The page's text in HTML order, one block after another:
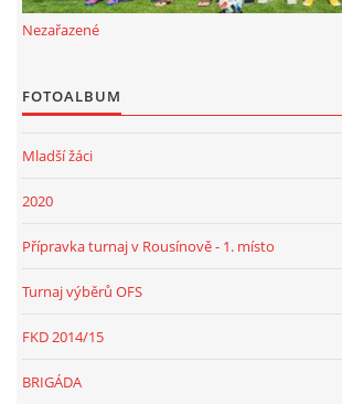
č.ú. 3227086359 / 0800
© 2026 eStránky.cz |RSS
Nezařazené
FOTOALBUM
Mladší žáci
2020
Přípravka turnaj v Rousínově - 1. místo
Turnaj výběrů OFS
FKD 2014/15
BRIGÁDA